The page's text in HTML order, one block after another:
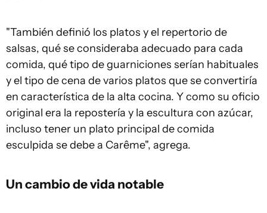
"También definió los platos y el repertorio de
salsas, qué se consideraba adecuado para cada
comida, qué tipo de guarniciones serían habituales
y el tipo de cena de varios platos que se convertiría
en característica de la alta cocina. Y como su oficio
original era la repostería y la escultura con azúcar,
incluso tener un plato principal de comida
esculpida se debe a Carême", agrega.
Un cambio de vida notable